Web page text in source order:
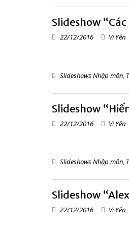
Slideshow
22/12/2016 Vi Yên
Slideshows Nhập môn
Slideshow
22/12/2016 Vi Yên
Slideshows Nhập môn,
Slideshow
22/12/2016 Vi Yên